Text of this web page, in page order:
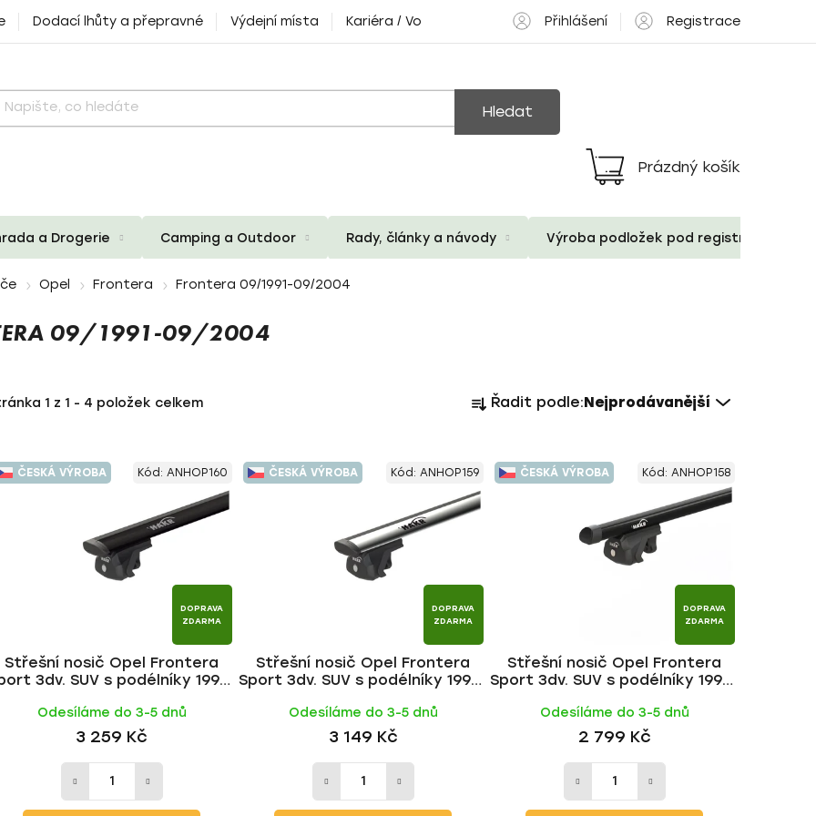
Dodací lhůty a přepravné Výdejní místa Kariéra / Volné pozice Přihlášení Registrace
Hledat
Nákupní
košík
Prázdný košík
a Drogerie Camping a Outdoor Rady, články a návody Výroba podložek pod registrační
Opel Frontera Frontera 09/1991-09/2004
09/1991-09/2004
1 z 1 - 4 položek celkem
a
n
í
o
d
u
k
t
Řadit podle:Nejprodávanější
ČESKÁ VÝROBA
DOPRAVA
ZDARMA
Střešní nosič Opel Frontera
3dv. SUV s podélníky 1992-
Odesíláme do 3-5 dnů
3 259 Kč
Kód: ANHOP160 ČESKÁ VÝROBA
DOPRAVA
ZDARMA
Střešní nosič Opel Frontera
Sport 3dv. SUV s podélníky 1992-
Odesíláme do 3-5 dnů
3 149 Kč
Kód: ANHOP159 ČESKÁ VÝROBA
DOPRAVA
ZDARMA
Střešní nosič Opel Frontera
Sport 3dv. SUV s podélníky 1992-
Odesíláme do 3-5 dnů
2 799 Kč
Kód: ANHOP158